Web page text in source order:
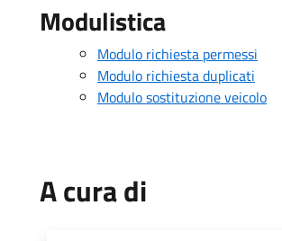
Modulistica
Modulo richiesta permessi
Modulo richiesta duplicati
Modulo sostituzione veicolo
A cura di